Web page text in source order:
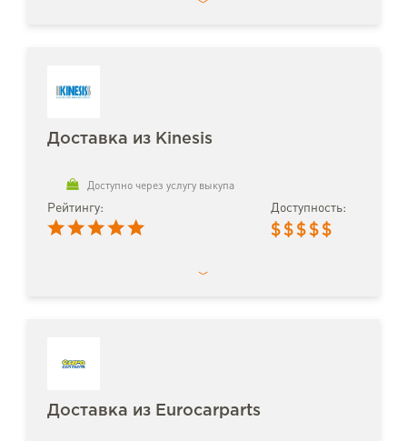
Доставка из Kinesis
Доступно через услугу выкупа
Рейтингу: Доступность:
$ $ $ $ $
Доставка из Eurocarparts